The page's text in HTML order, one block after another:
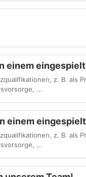
einem
z. B. als
...
einem
z. B. als
...